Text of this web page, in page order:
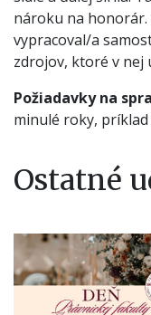
nároku na honorár.
vypracoval/a
zdrojov, ktoré v nej
Požiadavky na
minulé roky, príklad
Ostatné